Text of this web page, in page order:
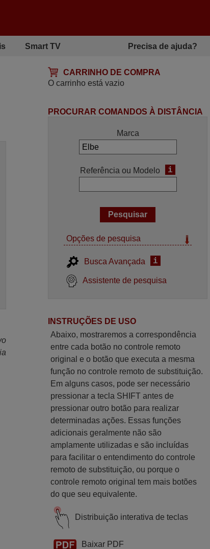
Smart TV Precisa de ajuda?
CARRINHO DE COMPRA
O carrinho está vazio
PROCURAR COMANDOS À DISTÂNCIA
Marca
Referência ou Modelo i
Opções de pesquisa
Busca Avançada i
Assistente de pesquisa
INSTRUÇÕES DE USO
Abaixo, mostraremos a correspondência
entre cada botão no controle remoto
original e o botão que executa a mesma
função no controle remoto de substituição.
Em alguns casos, pode ser necessário
pressionar a tecla SHIFT antes de
pressionar outro botão para realizar
determinadas ações. Essas funções
adicionais geralmente não são
amplamente utilizadas e são incluídas
para facilitar o entendimento do controle
remoto de substituição, ou porque o
controle remoto original tem mais botões
do que seu equivalente.
Distribuição interativa de teclas
Baixar PDF